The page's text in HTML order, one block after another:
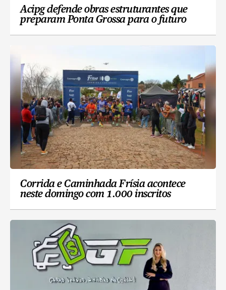
Acipg defende obras estruturantes que
preparam Ponta Grossa para o futuro
Corrida e Caminhada Frísia acontece
neste domingo com 1.000 inscritos